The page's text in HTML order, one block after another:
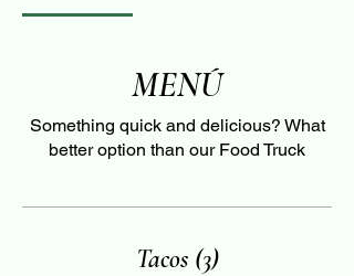
MENÚ
Something quick and delicious? What
better option than our Food Truck
Tacos (3)